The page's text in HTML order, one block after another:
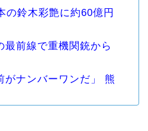
の鈴木彩艶に約60億円
最前線で重機関銃から
がナンバーワンだ」 熊